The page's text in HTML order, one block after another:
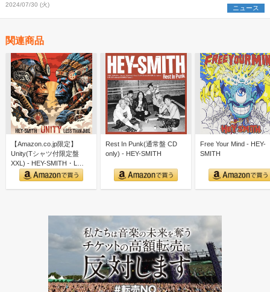
2024/07/30 (火) ニュース
関連商品
【Amazon.co.jp限定】
Unity(Tシャツ付限定盤
XXL) - HEY-SMITH・L…
Rest In Punk(通常盤 CD
only) - HEY-SMITH
Free Your Mind - HEY-
SMITH